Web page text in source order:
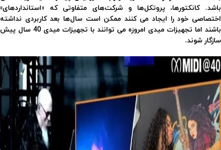
باشد. کانکتورها،‌ پروتکل‌ها و شرکت‌های متفاوتی که «استانداردهای»
اختصاصی خود را ایجاد می کنند ممکن است سال‌ها بعد کاربردی نداشته
باشند اما تجهیزات میدی امروزه می توانند با تجهیزات میدی 40 سال پیش
سازگار شوند.